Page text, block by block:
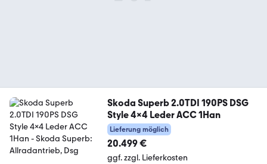
Skoda Superb 2.0TDI 190PS DSG
Style 4x4 Leder ACC 1Han
Lieferung möglich
20.499 €
ggf. zzgl. Lieferkosten